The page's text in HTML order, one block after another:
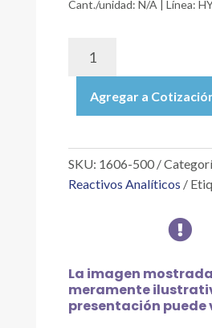
Cant./unidad: N/A | Línea:
ÁCIDO
SULFOSALICÍLICO
500
cantidad
Agregar a
SKU: 1606-500
Reactivos Analíticos

La imagen
meramente
presentación puede